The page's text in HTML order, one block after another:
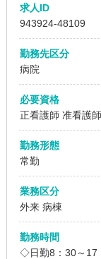
求人ID
943924-48109
勤務先区分
病院
必要資格
正看護師 准看護師
勤務形態
常勤
業務区分
外来 病棟
勤務時間
◇日勤8：30～17